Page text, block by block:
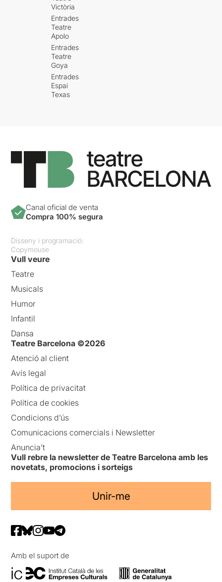
Victòria
Entrades
Teatre
Apolo
Entrades
Teatre
Goya
Entrades
Espai
Texas
Canal oficial de venta
Compra 100% segura
Disseny i programació:
Copymouse
Vull veure
Teatre
Musicals
Humor
Infantil
Dansa
Teatre Barcelona ©2026
Atenció al client
Avís legal
Política de privacitat
Política de cookies
Condicions d’ús
Comunicacions comercials i Newsletter
Anuncia’t
Vull rebre la newsletter de Teatre Barcelona amb les
novetats, promocions i sorteigs
Unir-me
Amb el suport de